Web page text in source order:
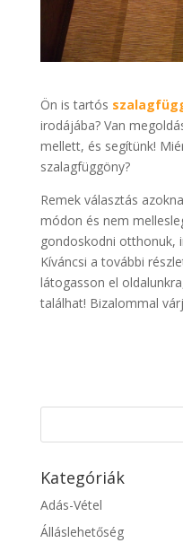
Ön is tartós
irodájába? Van
mellett, és segítünk!
szalagfüggöny?
Remek választás
módon és nem
gondoskodni otthonuk,
Kíváncsi a további
látogasson el
találhat! Bizalommal
Kategóriák
Adás-Vétel
Álláslehetőség